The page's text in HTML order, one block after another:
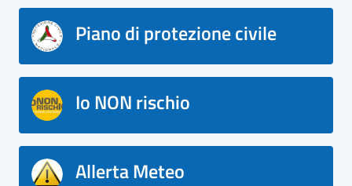
Piano di protezione civile
Io NON rischio
Allerta Meteo